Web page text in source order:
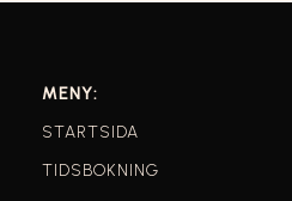
MENY:
STARTSIDA
TIDSBOKNING